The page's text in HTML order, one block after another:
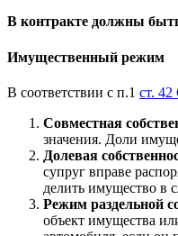
В контракте должны
Имущественный режим
В соответствии с п.1 ст.
Совместная
значения. Доли
Долевая
супруг вправе
делить имущество в
Режим раздельной
объект имущества